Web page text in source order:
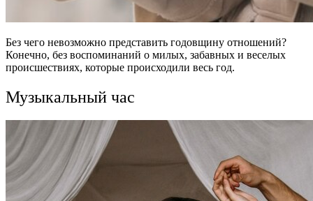
Без чего невозможно представить годовщину отношений?
Конечно, без воспоминаний о милых, забавных и веселых
происшествиях, которые происходили весь год.
Музыкальный час